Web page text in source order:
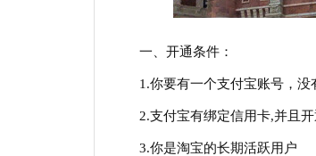
一、开通条件：
1.你要有一个支付宝账号，
2.支付宝有绑定信用卡,并且
3.你是淘宝的长期活跃用户